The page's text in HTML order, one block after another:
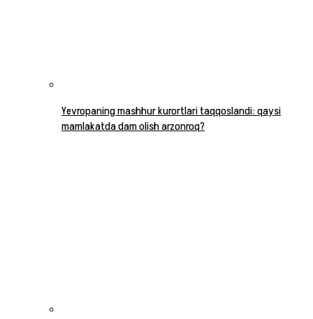
Yevropaning mashhur kurortlari taqqoslandi: qaysi
mamlakatda dam olish arzonroq?